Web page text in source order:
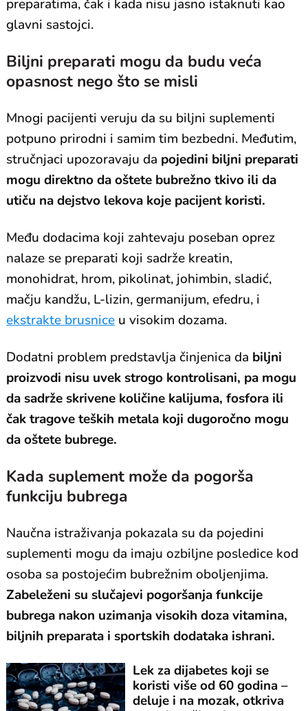
preparatima, čak i kada nisu jasno istaknuti kao
glavni sastojci.
Biljni preparati mogu da budu veća
opasnost nego što se misli
Mnogi pacijenti veruju da su biljni suplementi
potpuno prirodni i samim tim bezbedni. Međutim,
stručnjaci upozoravaju da pojedini biljni preparati
mogu direktno da oštete bubrežno tkivo ili da
utiču na dejstvo lekova koje pacijent koristi.
Među dodacima koji zahtevaju poseban oprez
nalaze se preparati koji sadrže kreatin,
monohidrat, hrom, pikolinat, johimbin, sladić,
mačju kandžu, L-lizin, germanijum, efedru, i
ekstrakte brusniceu visokim dozama.
Dodatni problem predstavlja činjenica da biljni
proizvodi nisu uvek strogo kontrolisani, pa mogu
da sadrže skrivene količine kalijuma, fosfora ili
čak tragove teških metala koji dugoročno mogu
da oštete bubrege.
Kada suplement može da pogorša
funkciju bubrega
Naučna istraživanja pokazala su da pojedini
suplementi mogu da imaju ozbiljne posledice kod
osoba sa postojećim bubrežnim oboljenjima.
Zabeleženi su slučajevi pogoršanja funkcije
bubrega nakon uzimanja visokih doza vitamina,
biljnih preparata i sportskih dodataka ishrani.
Lek za dijabetes koji se
koristi više od 60 godina –
deluje i na mozak, otkriva